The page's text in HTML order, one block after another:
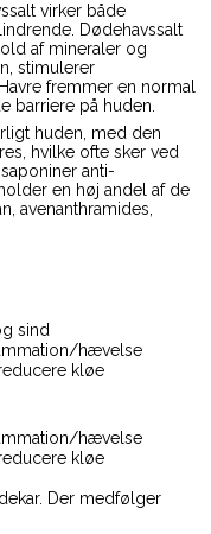
virker både
Dødehavssalt
af mineraler og
stimulerer
fremmer en normal
barriere på huden.
huden, med den
hvilke ofte sker ved
anti-
en høj andel af de
avenanthramides,
sind
hævelse
kløe
hævelse
kløe
Der medfølger